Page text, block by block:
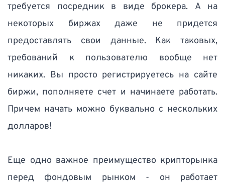
требуется посредник в виде брокера. А на
некоторых биржах даже не придется
предоставлять свои данные. Как таковых,
требований к пользователю вообще нет
никаких. Вы просто регистрируетесь на сайте
биржи, пополняете счет и начинаете работать.
Причем начать можно буквально с нескольких
долларов!
Еще одно важное преимущество крипторынка
перед фондовым рынком - он работает